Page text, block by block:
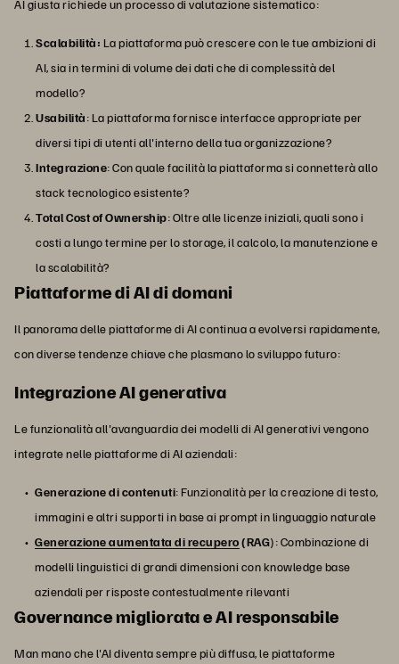
AI giusta richiede un processo di valutazione sistematico:
Scalabilità: La piattaforma può crescere con le tue ambizioni di
AI, sia in termini di volume dei dati che di complessità del
modello?
Usabilità: La piattaforma fornisce interfacce appropriate per
diversi tipi di utenti all'interno della tua organizzazione?
Integrazione: Con quale facilità la piattaforma si connetterà allo
stack tecnologico esistente?
Total Cost of Ownership: Oltre alle licenze iniziali, quali sono i
costi a lungo termine per lo storage, il calcolo, la manutenzione e
la scalabilità?
Piattaforme di AI di domani
Il panorama delle piattaforme di AI continua a evolversi rapidamente,
con diverse tendenze chiave che plasmano lo sviluppo futuro:
Integrazione AI generativa
Le funzionalità all'avanguardia dei modelli di AI generativi vengono
integrate nelle piattaforme di AI aziendali:
Generazione di contenuti: Funzionalità per la creazione di testo,
immagini e altri supporti in base ai prompt in linguaggio naturale
Generazione aumentata di recupero(RAG): Combinazione di
modelli linguistici di grandi dimensioni con knowledge base
aziendali per risposte contestualmente rilevanti
Governance migliorata e AI responsabile
Man mano che l'AI diventa sempre più diffusa, le piattaforme